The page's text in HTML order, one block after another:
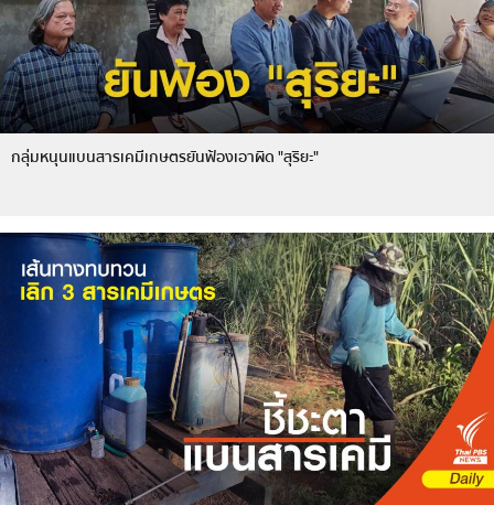
กลุ่มหนุนแบนสารเคมีเกษตรยันฟ้องเอาผิด "สุริยะ"